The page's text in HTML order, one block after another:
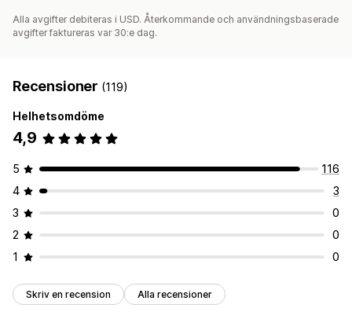
Alla avgifter debiteras i USD. Återkommande och användningsbaserade
avgifter faktureras var 30:e dag.
Recensioner (119)
Helhetsomdöme
4,9
5
116
4
3
3
0
2
0
1
0
Skriv en recension Alla recensioner